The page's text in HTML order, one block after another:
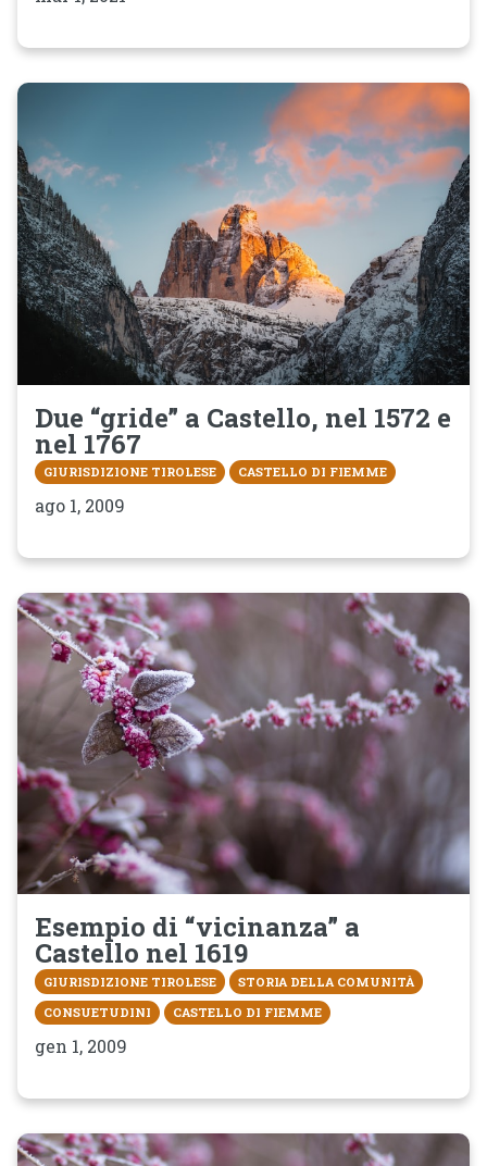
Due “gride” a Castello, nel 1572 e
nel 1767
GIURISDIZIONE TIROLESE CASTELLO DI FIEMME
ago 1, 2009
Esempio di “vicinanza” a
Castello nel 1619
GIURISDIZIONE TIROLESE
STORIA DELLA COMUNITÀ
CONSUETUDINI
CASTELLO DI FIEMME
gen 1, 2009